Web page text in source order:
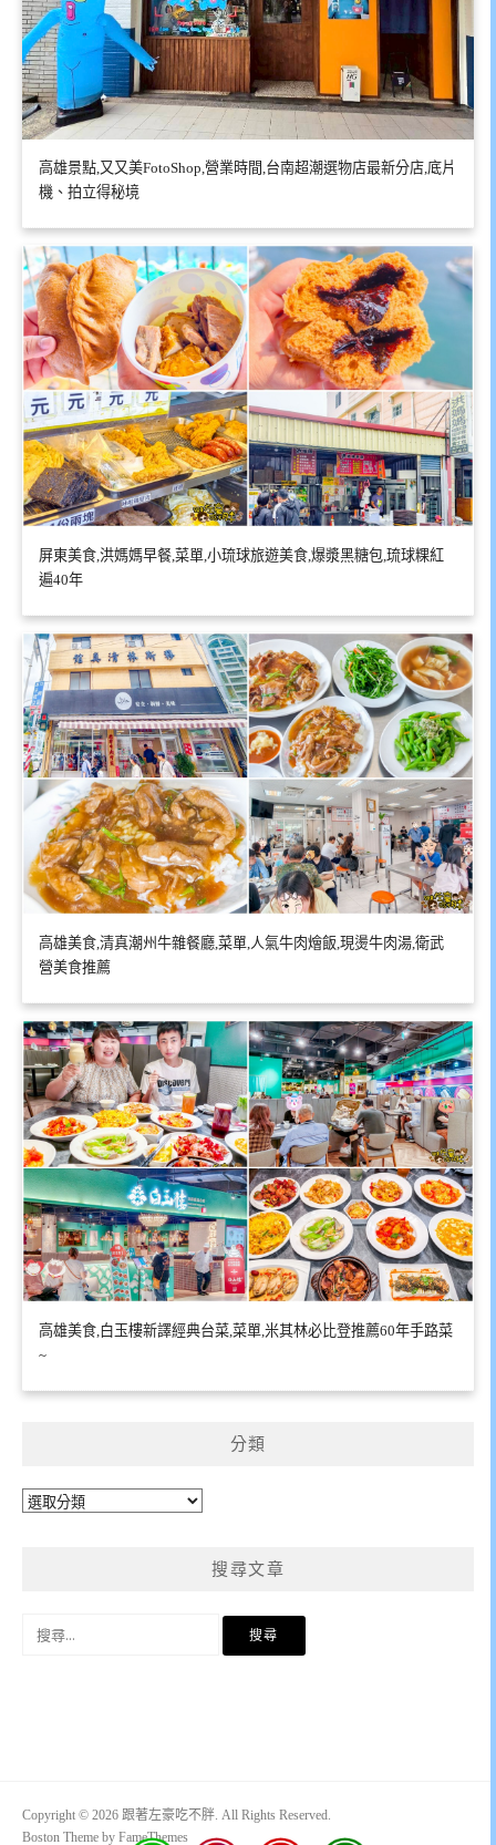
高雄景點,又又美FotoShop,營業時間,台南超潮選物店最新分店,底片
機、拍立得秘境
屏東美食,洪媽媽早餐,菜單,小琉球旅遊美食,爆漿黑糖包,琉球粿紅
遍40年
高雄美食,清真潮州牛雜餐廳,菜單,人氣牛肉燴飯,現燙牛肉湯,衛武
營美食推薦
高雄美食,白玉樓新譯經典台菜,菜單,米其林必比登推薦60年手路菜
~
分類
分
搜尋文章
Copyright © 2026 跟著左豪吃不胖. All Rights Reserved.
Boston Theme by FameThemes